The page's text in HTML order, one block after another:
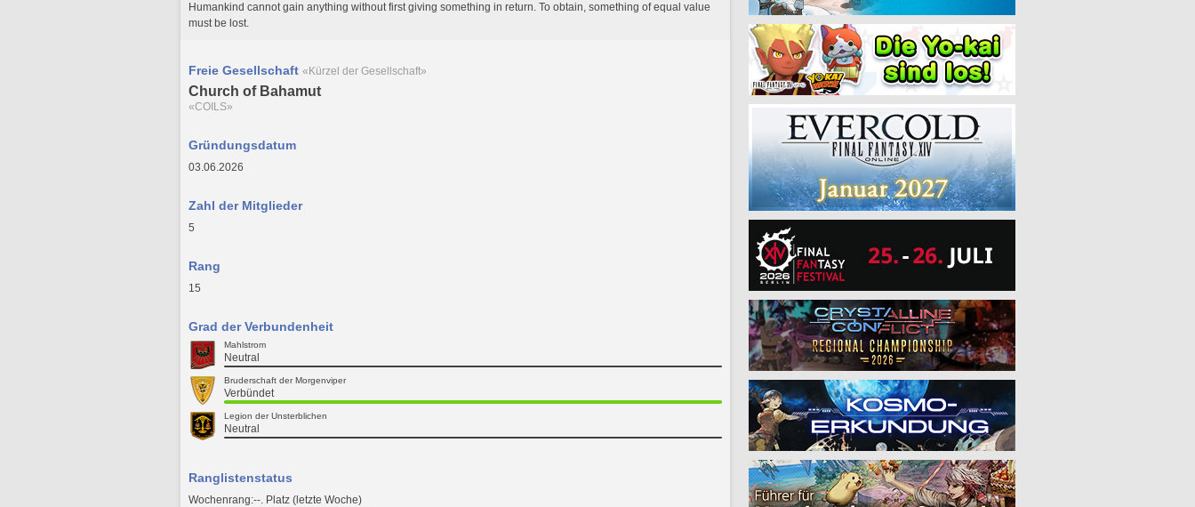
Humankind cannot gain anything without first giving something in return. To obtain, something of equal value
must be lost.
Freie Gesellschaft «Kürzel der Gesellschaft»
Church of Bahamut
«COILS»
Gründungsdatum
03.06.2026
Zahl der Mitglieder
5
Rang
15
Grad der Verbundenheit
Mahlstrom
Neutral
Bruderschaft der Morgenviper
Verbündet
Legion der Unsterblichen
Neutral
Ranglistenstatus
Wochenrang:--. Platz (letzte Woche)